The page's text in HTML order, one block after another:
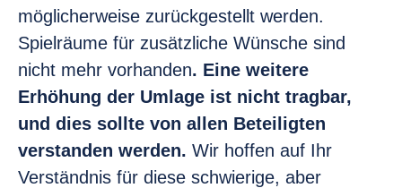
möglicherweise zurückgestellt werden.
Spielräume für zusätzliche Wünsche sind
nicht mehr vorhanden. Eine weitere
Erhöhung der Umlage ist nicht tragbar,
und dies sollte von allen Beteiligten
verstanden werden. Wir hoffen auf Ihr
Verständnis für diese schwierige, aber